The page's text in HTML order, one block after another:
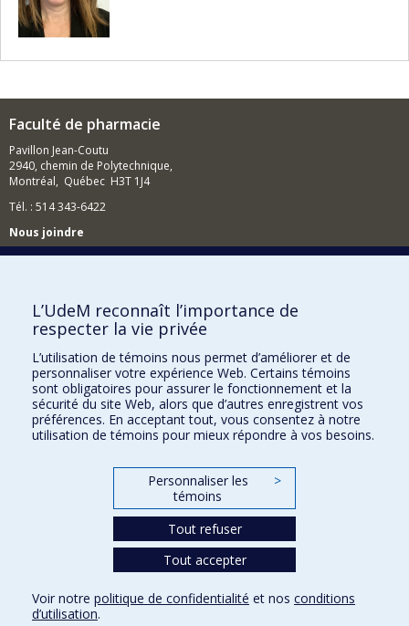
Faculté de pharmacie
Pavillon Jean-Coutu
2940, chemin de Polytechnique,
Montréal, Québec H3T 1J4
Tél. : 514 343-6422
Nous joindre
Nous trouver
Plan du site
Accessibilité
Conditions d’utilisation
L’UdeM reconnaît l’importance de
respecter la vie privée
L’utilisation de témoins nous permet d’améliorer et de
personnaliser votre expérience Web. Certains témoins
sont obligatoires pour assurer le fonctionnement et la
sécurité du site Web, alors que d’autres enregistrent vos
préférences. En acceptant tout, vous consentez à notre
utilisation de témoins pour mieux répondre à vos besoins.
Personnaliser les
témoins
>
Tout refuser
Tout accepter
Voir notre politique de confidentialité et nos conditions
d’utilisation.